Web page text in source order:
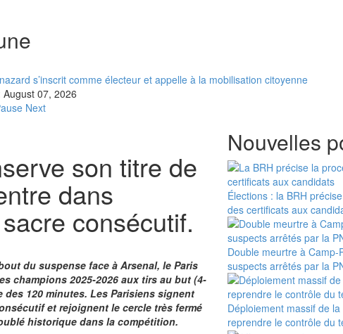
s’inscrit comme électeur et appelle à la mobilisation citoyenne
August 07, 2026
Next
son titre de
dans
consécutif.
du suspense face à Arsenal, le Paris
champions 2025-2026 aux tirs au but (4-
des 120 minutes. Les Parisiens signent
et rejoignent le cercle très fermé
historique dans la compétition.
Nouvelles
Élections : la BRH
des certificats aux
Double meurtre à
suspects arrêtés par la
Déploiement massif de
reprendre le contrôle du